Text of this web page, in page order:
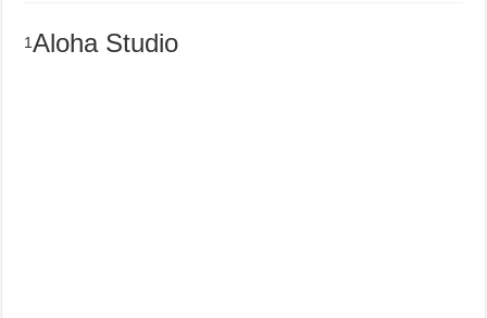
1 Aloha Studio